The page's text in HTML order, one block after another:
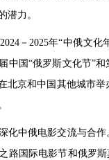
潜力。
－2025年“中俄文
中国“俄罗斯文化节”
北京和中国其他城市
化中俄电影交流与合
路国际电影节和俄罗